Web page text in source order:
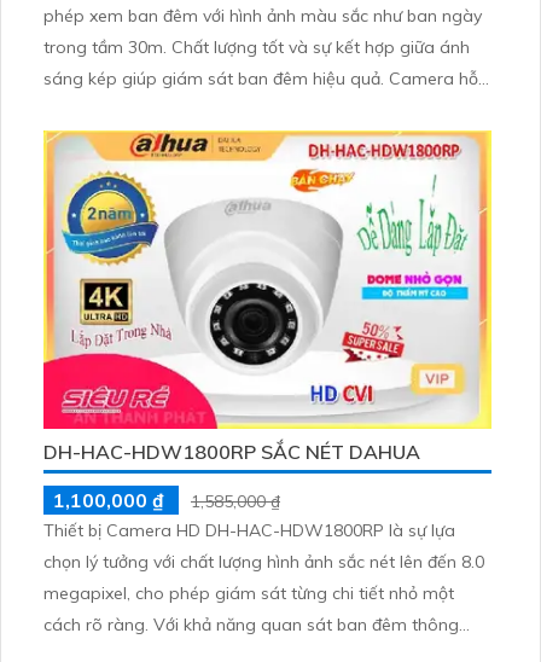
phép xem ban đêm với hình ảnh màu sắc như ban ngày
trong tầm 30m. Chất lượng tốt và sự kết hợp giữa ánh
sáng kép giúp giám sát ban đêm hiệu quả. Camera hỗ
giải 2.0 MP
DH-HAC-HDW1800RP SẮC NÉT DAHUA
1,100,000 ₫
1,585,000 ₫
Thiết bị Camera HD DH-HAC-HDW1800RP là sự lựa
chọn lý tưởng với chất lượng hình ảnh sắc nét lên đến 8.0
megapixel, cho phép giám sát từng chi tiết nhỏ một
cách rõ ràng. Với khả năng quan sát ban đêm thông